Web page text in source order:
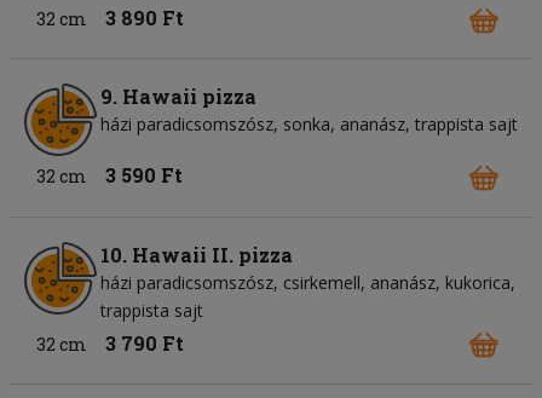
32 cm
3 890 Ft
9. Hawaii pizza
házi paradicsomszósz sonka ananász trappista sajt
32 cm 3 590 Ft
10. Hawaii II. pizza
házi paradicsomszósz csirkemell ananász kukorica
trappista sajt
32 cm
3 790 Ft